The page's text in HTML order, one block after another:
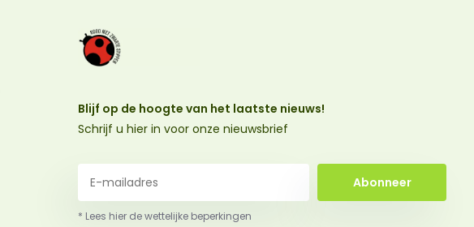
Blijf op de hoogte van het laatste nieuws!
Schrijf u hier in voor onze nieuwsbrief
Abonneer
* Lees hier de wettelijke beperkingen